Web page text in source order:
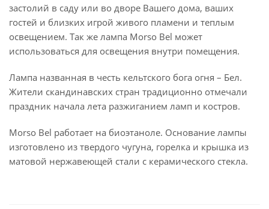
застолий в саду или во дворе Вашего дома, ваших
гостей и близких игрой живого пламени и теплым
освещением. Так же лампа Morso Bel может
использоваться для освещения внутри помещения.
Лампа названная в честь кельтского бога огня – Бел.
Жители скандинавских стран традиционно отмечали
праздник начала лета разжиганием ламп и костров.
Morso Bel работает на биоэтаноле. Основание лампы
изготовлено из твердого чугуна, горелка и крышка из
матовой нержавеющей стали с керамического стекла.